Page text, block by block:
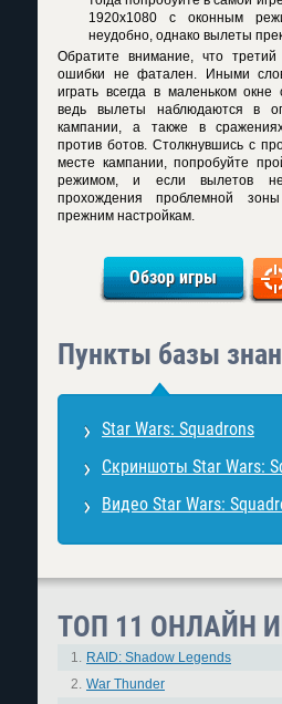
1920x1080 с оконным
неудобно, однако вылеты
Обратите внимание, что
ошибки не фатален. Иными
играть всегда в маленьком
ведь вылеты наблюдаются в
кампании, а также в
против ботов. Столкнувшись с
месте кампании, попробуйте
режимом, и если вылетов
прохождения проблемной
прежним настройкам.
Обзор игры
Пункты базы
Star Wars: Squadrons
Скриншоты Star Wars:
Видео Star Wars:
ТОП 11 ОНЛАЙН
1. RAID: Shadow Legends
2. War Thunder